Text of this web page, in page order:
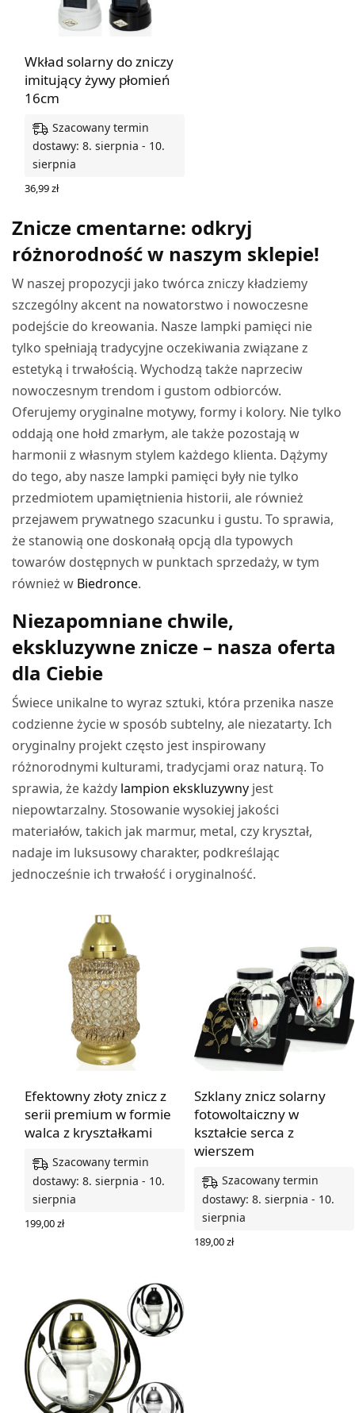
Wkład solarny do zniczy
imitujący żywy płomień
16cm
Szacowany termin
dostawy: 8. sierpnia - 10.
sierpnia
36,99zł
Znicze cmentarne: odkryj
różnorodność w naszym sklepie!
W naszej propozycji jako twórca zniczy kładziemy
szczególny akcent na nowatorstwo i nowoczesne
podejście do kreowania. Nasze lampki pamięci nie
tylko spełniają tradycyjne oczekiwania związane z
estetyką i trwałością. Wychodzą także naprzeciw
nowoczesnym trendom i gustom odbiorców.
Oferujemy oryginalne motywy, formy i kolory. Nie tylko
oddają one hołd zmarłym, ale także pozostają w
harmonii z własnym stylem każdego klienta. Dążymy
do tego, aby nasze lampki pamięci były nie tylko
przedmiotem upamiętnienia historii, ale również
przejawem prywatnego szacunku i gustu. To sprawia,
że stanowią one doskonałą opcją dla typowych
towarów dostępnych w punktach sprzedaży, w tym
również w Biedronce.
Niezapomniane chwile,
ekskluzywne znicze – nasza oferta
dla Ciebie
Świece unikalne to wyraz sztuki, która przenika nasze
codzienne życie w sposób subtelny, ale niezatarty. Ich
oryginalny projekt często jest inspirowany
różnorodnymi kulturami, tradycjami oraz naturą. To
sprawia, że każdy lampion ekskluzywny jest
niepowtarzalny. Stosowanie wysokiej jakości
materiałów, takich jak marmur, metal, czy kryształ,
nadaje im luksusowy charakter, podkreślając
jednocześnie ich trwałość i oryginalność.
Efektowny złoty znicz z
serii premium w formie
walca z kryształkami
Szacowany termin
dostawy: 8. sierpnia - 10.
sierpnia
199,00zł
Szklany znicz solarny
fotowoltaiczny w
kształcie serca z
wierszem
Szacowany termin
dostawy: 8. sierpnia - 10.
sierpnia
189,00zł